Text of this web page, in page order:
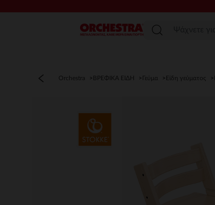
Μενού
Orchestra ΒΡΕΦΙΚΑ ΕΙΔΗ Γεύμα Είδη γεύματος